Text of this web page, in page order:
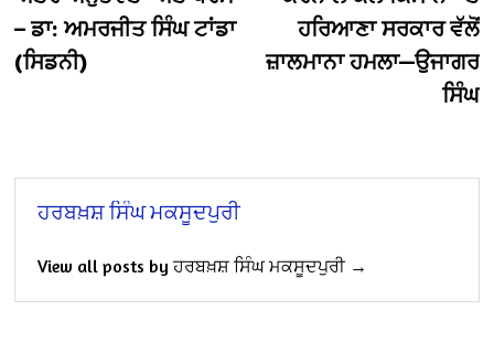
navigation
– ਡਾ: ਅਮਰਜੀਤ ਸਿੰਘ ਟਾਂਡਾ
(ਸਿਡਨੀ)
ਹਰਿਆਣਾ ਸਰਕਾਰ ਵੱਲੋਂ
ਜ਼ਾਲਮਾਨਾ ਹਮਲਾ—ਉਜਾਗਰ
ਸਿੰਘ
ਹਰਬਖ਼ਸ਼ ਸਿੰਘ ਮਕਸੂਦਪੁਰੀ
View all posts by ਹਰਬਖ਼ਸ਼ ਸਿੰਘ ਮਕਸੂਦਪੁਰੀ →